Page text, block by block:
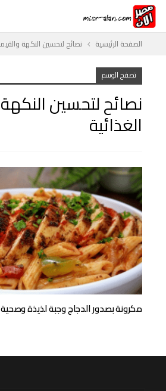
الصفحة الرئيسية نصائح لتحسين النكهة
تصفح الوسم
نصائح لتحسين
الغذائية
مكرونة بصدور الدجاج وجبة لذيذة وصحية